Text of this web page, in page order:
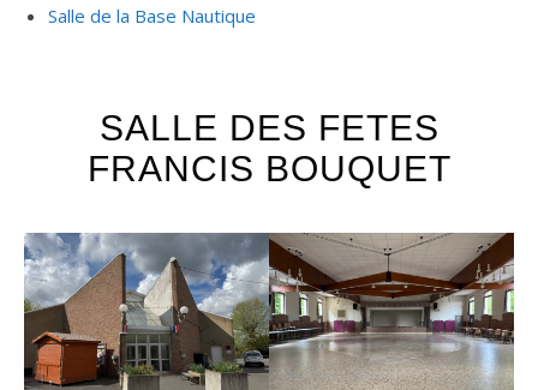
Salle de la Base Nautique
SALLE DES FETES
FRANCIS BOUQUET